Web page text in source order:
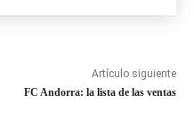
Artículo siguiente
FC Andorra: la lista de las ventas